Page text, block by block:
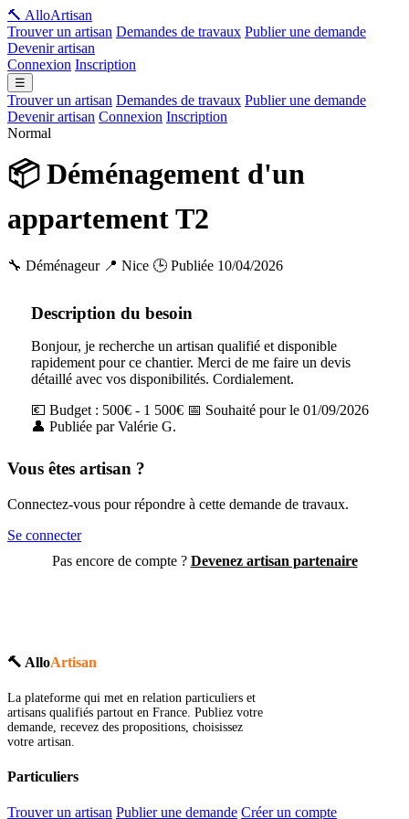
🔨 AlloArtisan
Trouver un artisan Demandes de travaux Publier une demande
Devenir artisan
Connexion Inscription
☰
Trouver un artisan Demandes de travaux Publier une demande
Devenir artisan Connexion Inscription
Normal
📦 Déménagement d'un
appartement T2
🔧 Déménageur 📍 Nice 🕒 Publiée 10/04/2026
Description du besoin
Bonjour, je recherche un artisan qualifié et disponible
rapidement pour ce chantier. Merci de me faire un devis
détaillé avec vos disponibilités. Cordialement.
💶 Budget : 500€ - 1 500€ 📅 Souhaité pour le 01/09/2026
👤 Publiée par Valérie G.
Vous êtes artisan ?
Connectez-vous pour répondre à cette demande de travaux.
Se connecter
Pas encore de compte ? Devenez artisan partenaire
🔨 AlloArtisan
La plateforme qui met en relation particuliers et
artisans qualifiés partout en France. Publiez votre
demande, recevez des propositions, choisissez
votre artisan.
Particuliers
Trouver un artisan Publier une demande Créer un compte